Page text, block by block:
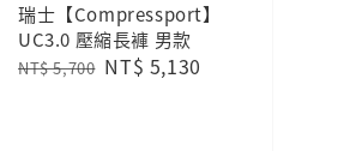
瑞士【Compressport】
UC3.0 壓縮長褲 男款
Regular
NT$ 5,700 Sale
NT$ 5,130